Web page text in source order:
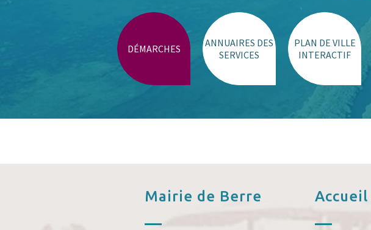
DÉMARCHES
ANNUAIRES DES
SERVICES
PLAN DE VILLE
INTERACTIF
Mairie de Berre Accueil